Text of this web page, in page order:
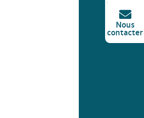

Nous
contacter